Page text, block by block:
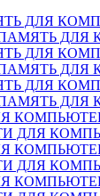
ДЛЯ
ДЛЯ
ДЛЯ
ДЛЯ
ДЛЯ
ДЛЯ
ДЛЯ
ДЛЯ